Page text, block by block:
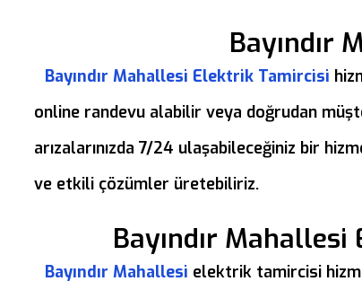
Bayındır
Bayındır Mahallesi Elektrik Tamircisi
online randevu alabilir veya doğrudan
arızalarınızda 7/24 ulaşabileceğiniz bir
ve etkili çözümler üretebiliriz.
Bayındır
Bayındır Mahallesi elektrik tamircisi